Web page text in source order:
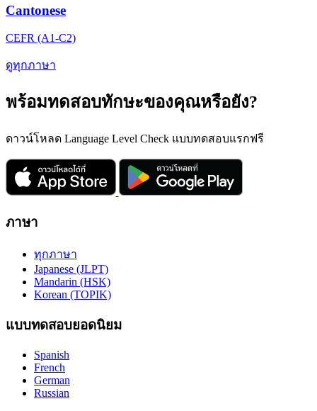
Cantonese
CEFR (A1-C2)
ดูทุกภาษา
พร้อมทดสอบทักษะของคุณหรือยัง?
ดาวน์โหลด Language Level Check แบบทดสอบแรกฟรี
ภาษา
ทุกภาษา
Japanese (JLPT)
Mandarin (HSK)
Korean (TOPIK)
แบบทดสอบยอดนิยม
Spanish
French
German
Russian